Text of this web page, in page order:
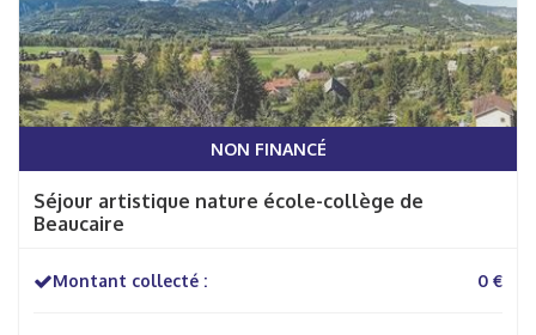
NON FINANCÉ
Séjour artistique nature école-collège de
Beaucaire
Montant collecté : 0 €